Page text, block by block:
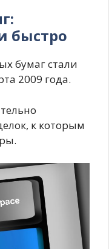
быстро
бумаг стали
2009 года.
к которым